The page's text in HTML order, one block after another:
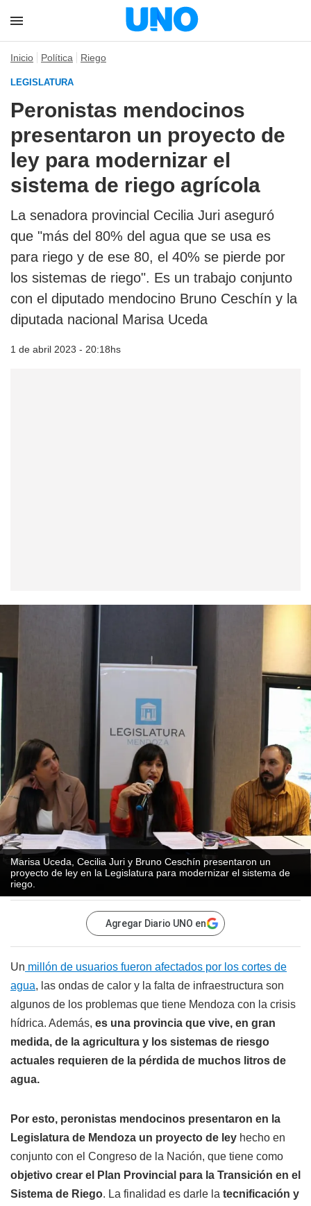
Inicio Política Riego
LEGISLATURA
Peronistas mendocinos
presentaron un proyecto de
ley para modernizar el
sistema de riego agrícola
La senadora provincial Cecilia Juri aseguró
que "más del 80% del agua que se usa es
para riego y de ese 80, el 40% se pierde por
los sistemas de riego". Es un trabajo conjunto
con el diputado mendocino Bruno Ceschín y la
diputada nacional Marisa Uceda
1 de abril 2023 - 20:18hs
Marisa Uceda, Cecilia Juri y Bruno Ceschín presentaron un
proyecto de ley en la Legislatura para modernizar el sistema de
riego.
Agregar Diario UNO en
Un millón de usuarios fueron afectados por los cortes de
agua, las ondas de calor y la falta de infraestructura son
algunos de los problemas que tiene Mendoza con la crisis
hídrica. Además, es una provincia que vive, en gran
medida, de la agricultura y los sistemas de riesgo
actuales requieren de la pérdida de muchos litros de
agua.
Por esto, peronistas mendocinos presentaron en la
Legislatura de Mendoza un proyecto de ley hecho en
conjunto con el Congreso de la Nación, que tiene como
objetivo crear el Plan Provincial para la Transición en el
Sistema de Riego. La finalidad es darle la tecnificación y